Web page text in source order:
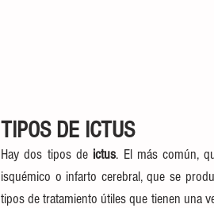
TIPOS DE ICTUS
Hay dos tipos de ictus. El más común,
isquémico o infarto cerebral, que se
tipos de tratamiento útiles que tienen una